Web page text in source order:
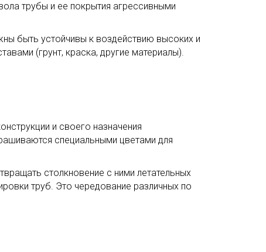
трубы и ее покрытия агрессивными
быть устойчивы к воздействию высоких и
(грунт, краска, другие материалы).
и своего назначения
специальными цветами для
столкновение с ними летательных
труб. Это чередование различных по